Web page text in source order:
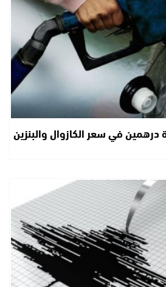
درهمين في سعر الكازوال والبنزين